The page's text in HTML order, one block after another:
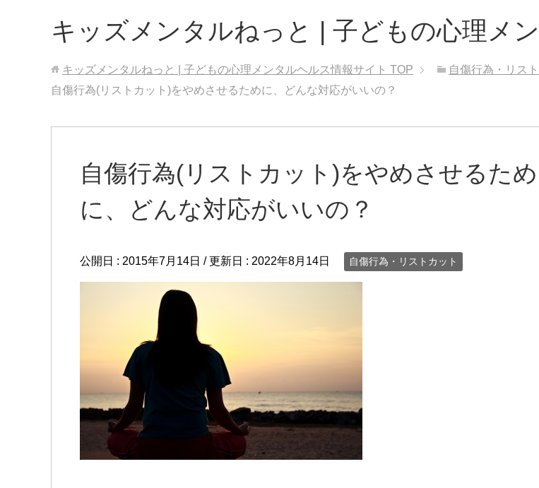
キッズメンタルねっと | 子どもの心理メ
キッズメンタルねっと | 子どもの心理メンタルヘルス情報サイト TOP
自傷行為・リス
自傷行為(リストカット)をやめさせるために、どんな対応がいいの？
自傷行為(リストカット)をやめさせるため
に、どんな対応がいいの？
公開日 : 2015年7月14日 / 更新日 : 2022年8月14日 自傷行為・リストカット